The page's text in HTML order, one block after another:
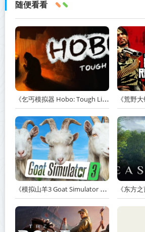
随便看看
《乞丐模拟器 Hobo: Tough Life》v1.20.010-赠原声带+解锁全人物满级通关存档+多项修改器【单机+联机】丨中文版网盘下载
《模拟山羊3 Goat Simulator 3》v1.2.0.2-全DLC+含重制版【单机+联机】【PC/手机双端】丨中文版网盘下载